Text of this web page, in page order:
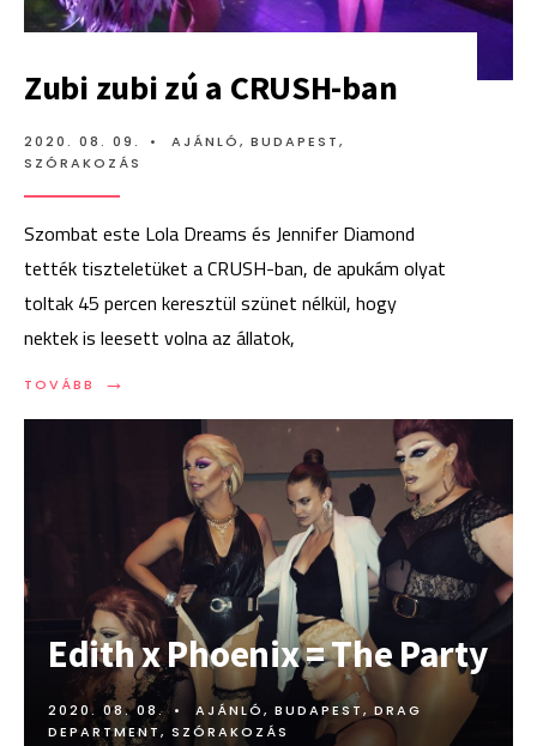
Zubi zubi zú a CRUSH-ban
2020. 08. 09. • AJÁNLÓ, BUDAPEST,
SZÓRAKOZÁS
Szombat este Lola Dreams és Jennifer Diamond
tették tiszteletüket a CRUSH-ban, de apukám olyat
toltak 45 percen keresztül szünet nélkül, hogy
nektek is leesett volna az állatok,
TOVÁBB →
TOVÁBB:
Edith x Phoenix = The Party
2020. 08. 08. • AJÁNLÓ, BUDAPEST, DRAG
DEPARTMENT, SZÓRAKOZÁS